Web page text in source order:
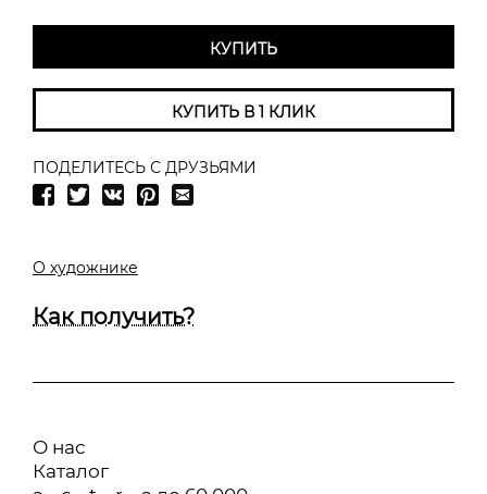
КУПИТЬ
КУПИТЬ В 1 КЛИК
ПОДЕЛИТЕСЬ С ДРУЗЬЯМИ
О художнике
Как получить?
О нас
Каталог